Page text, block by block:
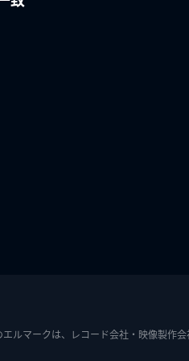
エルマークは、レコード会社・映像製作